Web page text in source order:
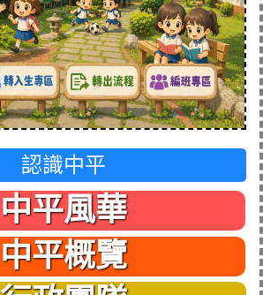
認識中平
中平風華
中平概覽